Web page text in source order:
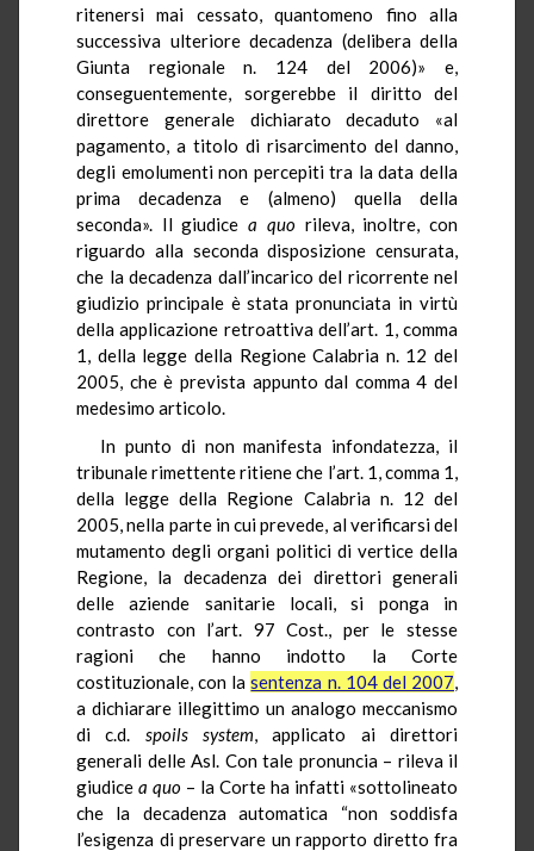
ritenersi mai cessato, quantomeno fino alla
successiva ulteriore decadenza (delibera della
Giunta regionale n. 124 del 2006)» e,
conseguentemente, sorgerebbe il diritto del
direttore generale dichiarato decaduto «al
pagamento, a titolo di risarcimento del danno,
degli emolumenti non percepiti tra la data della
prima decadenza e (almeno) quella della
seconda». Il giudicea quorileva, inoltre, con
riguardo alla seconda disposizione censurata,
che la decadenza dall’incarico del ricorrente nel
giudizio principale è stata pronunciata in virtù
della applicazione retroattiva dell’art. 1, comma
1, della legge della Regione Calabria n. 12 del
2005, che è prevista appunto dal comma 4 del
medesimo articolo.
In punto di non manifesta infondatezza, il
tribunale rimettente ritiene che l’art. 1, comma 1,
della legge della Regione Calabria n. 12 del
2005, nella parte in cui prevede, al verificarsi del
mutamento degli organi politici di vertice della
Regione, la decadenza dei direttori generali
delle aziende sanitarie locali, si ponga in
contrasto con l’art. 97 Cost., per le stesse
ragioni che hanno indotto la Corte
costituzionale, con lasentenza n. 104 del 2007,
a dichiarare illegittimo un analogo meccanismo
di c.d. spoils system,
applicato ai direttori
generali delle Asl. Con tale pronuncia – rileva il
giudice a quo – la Corte ha infatti «sottolineato
che la decadenza automatica “non soddisfa
l’esigenza di preservare un rapporto diretto fra